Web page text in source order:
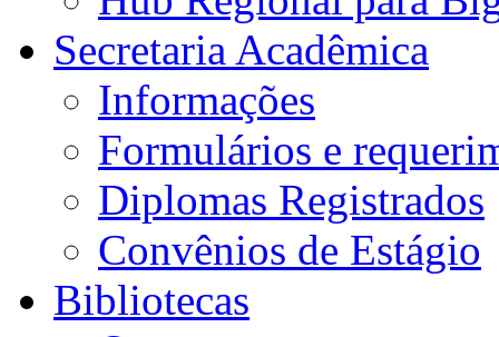
Secretaria Acadêmica
Informações
Formulários e
Diplomas Registrados
Convênios de Estágio
Bibliotecas